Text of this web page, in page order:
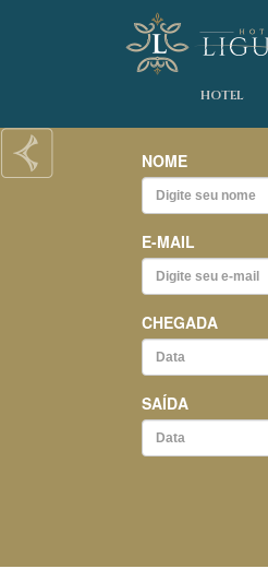
HOTEL
NOME
E-MAIL
CHEGADA
SAÍDA